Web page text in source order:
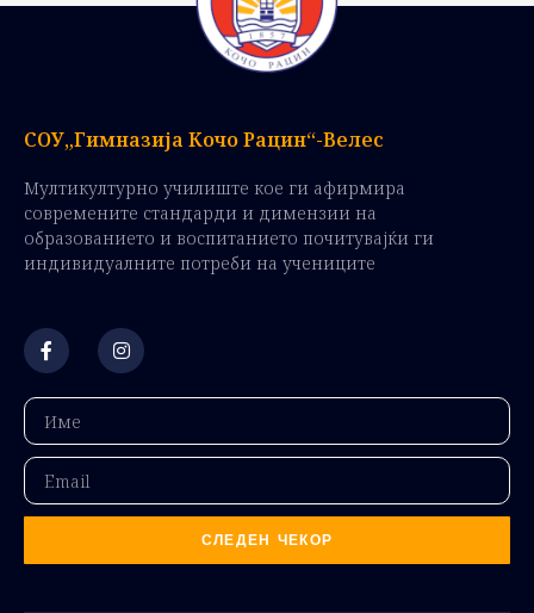
СОУ„Гимназија Кочо Рацин“-Велес
Мултикултурно училиште кое ги афирмира
современите стандарди и димензии на
образованието и воспитанието почитувајќи ги
индивидуалните потреби на учениците
СЛЕДЕН ЧЕКОР